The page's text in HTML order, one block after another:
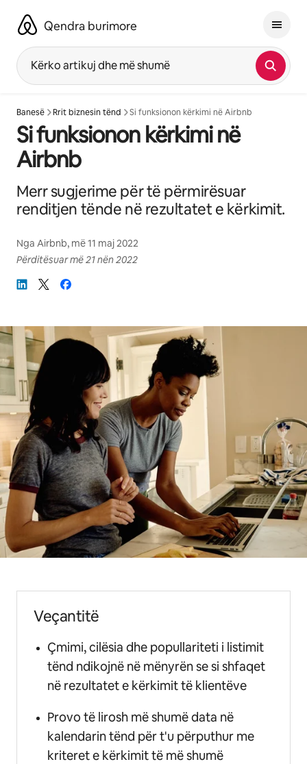
përmbajtjaQendra burimore
Kërko artikuj dhe më shumë
Banesë Rrit biznesin tënd Si funksionon kërkimi në Airbnb
Si funksionon kërkimi në
Airbnb
Merr sugjerime për të përmirësuar
renditjen tënde në rezultatet e kërkimit.
Nga Airbnb, më11 maj 2022
Përditësuar më21 nën 2022
Veçantitë
Çmimi, cilësia dhe popullariteti i listimit
tënd ndikojnë në mënyrën se si shfaqet
në rezultatet e kërkimit të klientëve
Provo të lirosh më shumë data në
kalendarin tënd për t'u përputhur me
kriteret e kërkimit të më shumë